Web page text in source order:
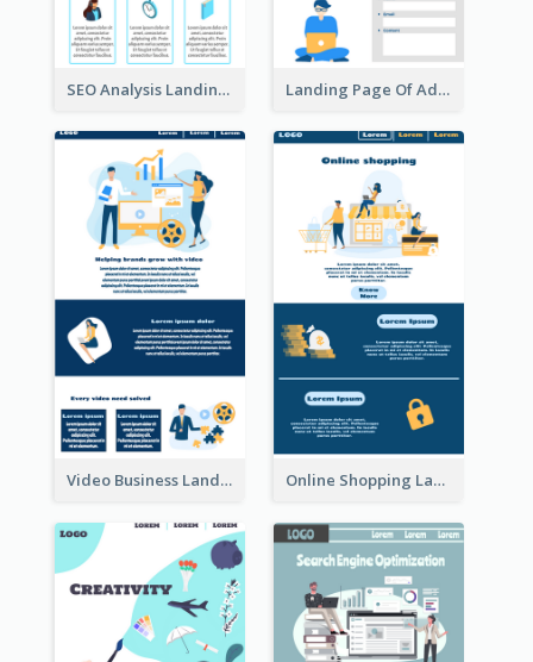
SEO Analysis Landing Page Landing Page Of Advertising Company
Video Business Landing Page Online Shopping Landing Page